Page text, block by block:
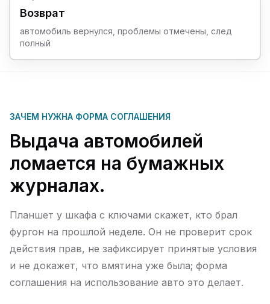
Возврат
автомобиль вернулся, проблемы отмечены, след
полный
ЗАЧЕМ НУЖНА ФОРМА СОГЛАШЕНИЯ
Выдача автомобилей
ломается на бумажных
журналах.
Планшет у шкафа с ключами скажет, кто брал
фургон на прошлой неделе. Он не проверит срок
действия прав, не зафиксирует принятые условия
и не докажет, что вмятина уже была; форма
соглашения на использование авто это делает.